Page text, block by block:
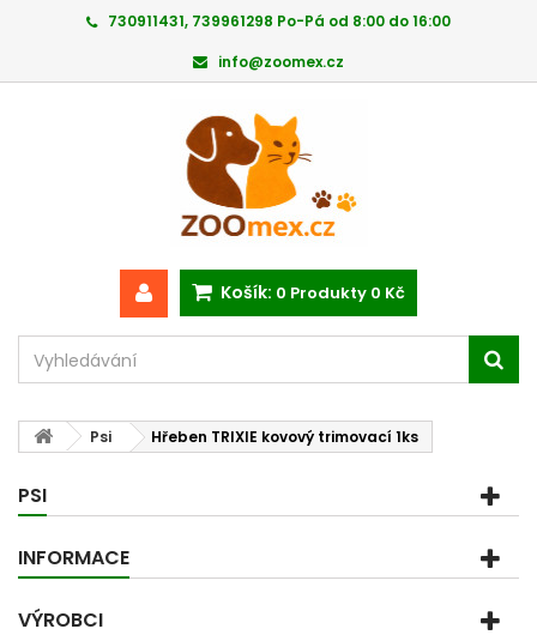
730911431, 739961298 Po-Pá od 8:00 do 16:00
info@zoomex.cz
Košík: 0 Produkty 0 Kč
Psi Hřeben TRIXIE kovový trimovací 1ks
PSI
INFORMACE
VÝROBCI